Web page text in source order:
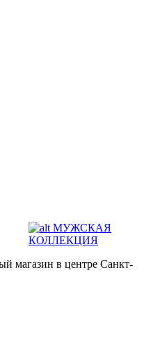
МУЖСКАЯ
КОЛЛЕКЦИЯ
магазин в центре Санкт-